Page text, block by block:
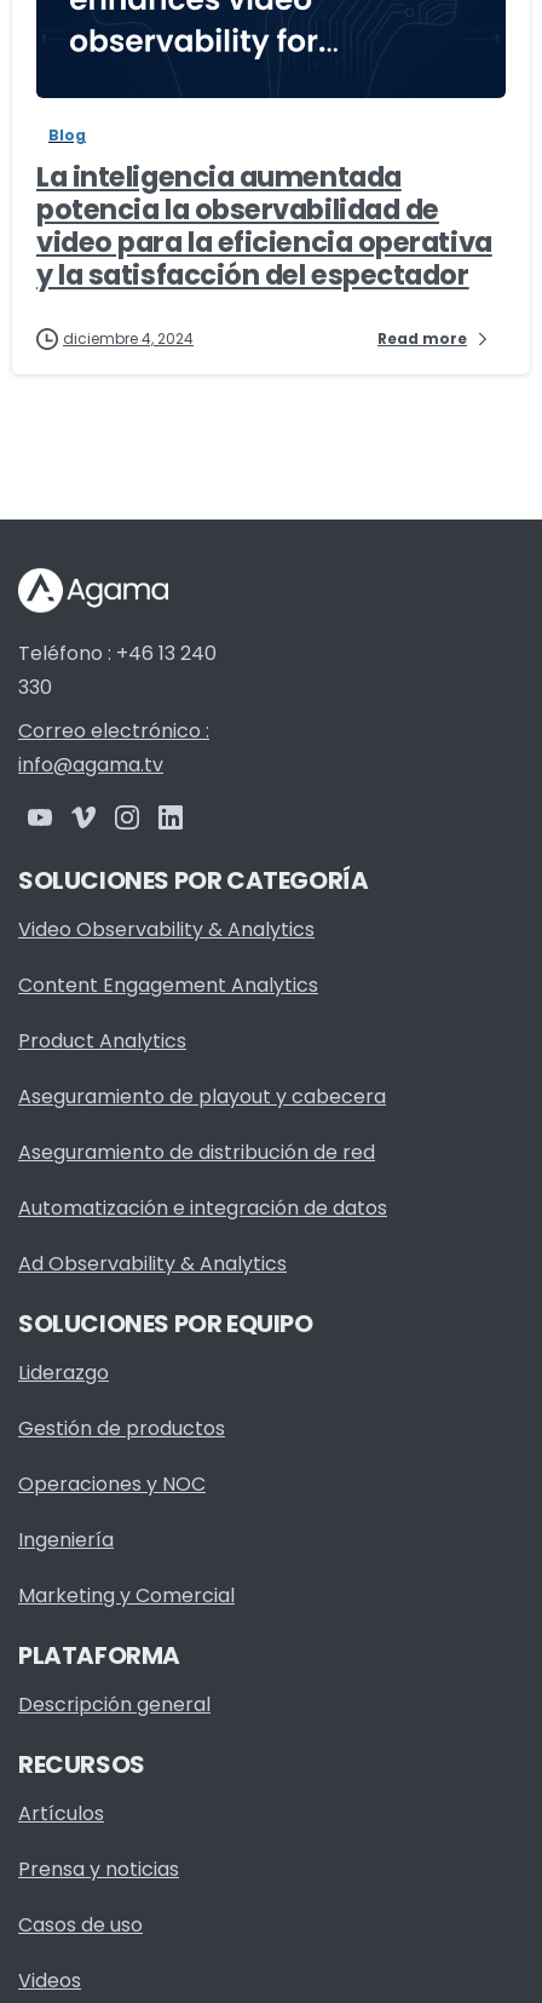
Blog
La inteligencia aumentada
potencia la observabilidad de
video para la eficiencia operativa
y la satisfacción del espectador
diciembre 4, 2024 Read more
Teléfono : +46 13 240
330
Correo electrónico :
info@agama.tv
SOLUCIONES POR CATEGORÍA
Video Observability & Analytics
Content Engagement Analytics
Product Analytics
Aseguramiento de playout y cabecera
Aseguramiento de distribución de red
Automatización e integración de datos
Ad Observability & Analytics
SOLUCIONES POR EQUIPO
Liderazgo
Gestión de productos
Operaciones y NOC
Ingeniería
Marketing y Comercial
PLATAFORMA
Descripción general
RECURSOS
Artículos
Prensa y noticias
Casos de uso
Videos